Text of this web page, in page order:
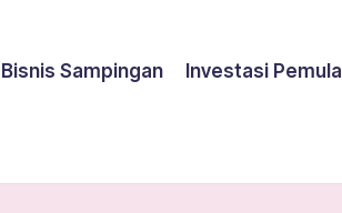
Bisnis Sampingan Investasi Pemula